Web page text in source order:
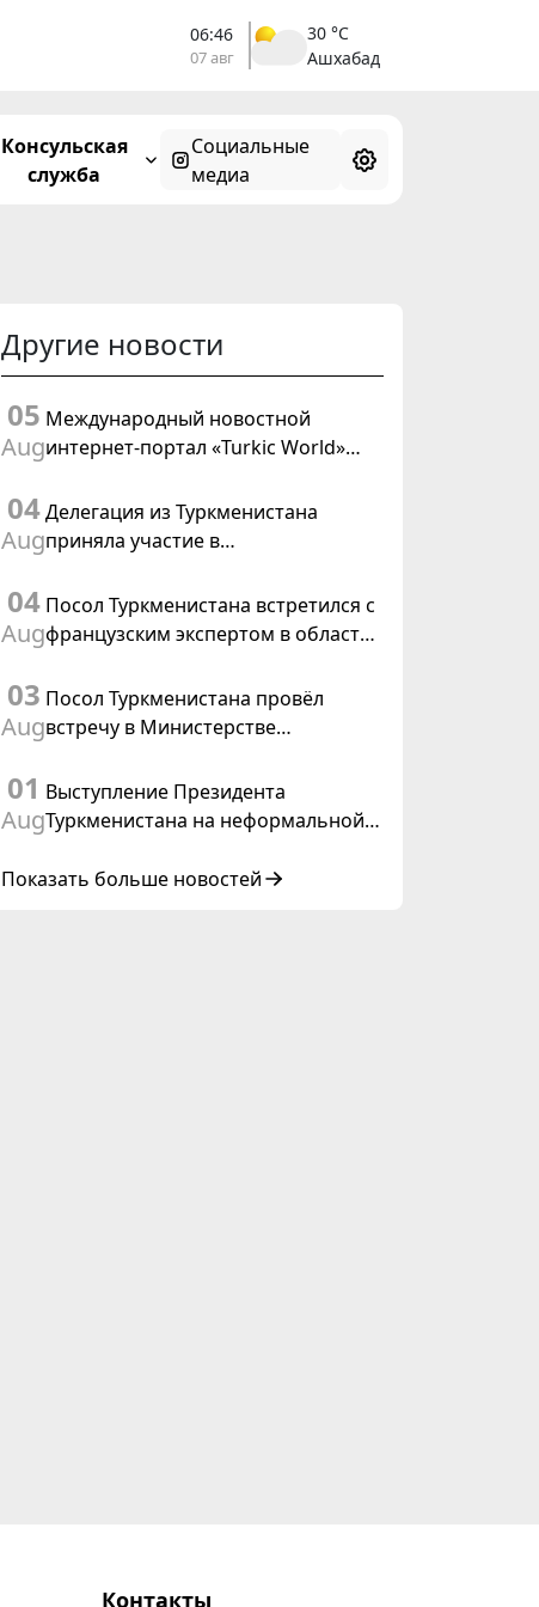
06:46
07 авг
30 °C
Ашхабад
Консульская
служба
Социальные
медиа
Другие новости
05
Aug
Международный новостной
интернет-портал «Turkic World»
подготовки и проведения
заседания Халк Маслахаты
04
Aug
Делегация из Туркменистана
приняла участие в
цифровому коридору CAREC в
Исламабаде
04
Aug
Посол Туркменистана встретился с
французским экспертом в области
03
Aug
Посол Туркменистана провёл
встречу в Министерстве
01
Aug
Выступление Президента
Туркменистана на неформальной
государств Центральной Азии и
Показать больше новостей
Контакты